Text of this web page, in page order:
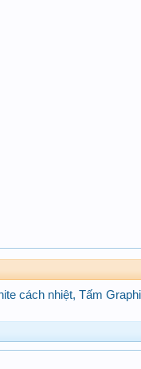
cách nhiệt, Tấm